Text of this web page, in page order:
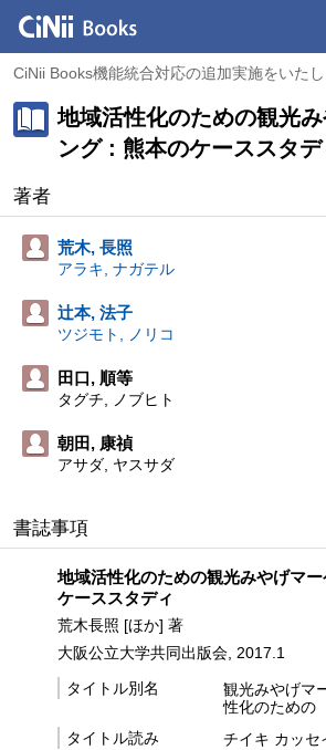
CiNii Books機能統合対応の追加実施をいた
地域活性化のための観光
ング : 熊本のケーススタデ
著者
荒木, 長照
アラキ, ナガテル
辻本, 法子
ツジモト, ノリコ
田口, 順等
タグチ, ノブヒト
朝田, 康禎
アサダ, ヤスサダ
書誌事項
地域活性化のための観光みやげマ
ケーススタディ
荒木長照 [ほか] 著
大阪公立大学共同出版会, 2017.1
タイトル別名
観光みやげマ
性化のための
タイトル読み
チイキ カッセ